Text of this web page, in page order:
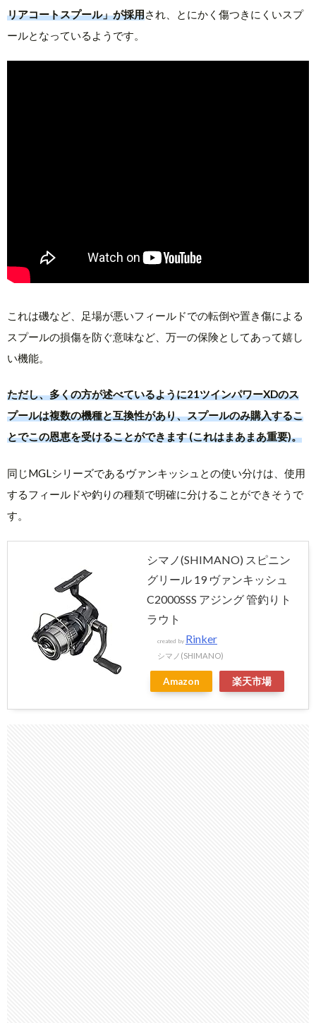
リアコートスプール」が採用され、とにかく傷つきにくいスプ
ールとなっているようです。
これは磯など、足場が悪いフィールドでの転倒や置き傷による
スプールの損傷を防ぐ意味など、万一の保険としてあって嬉し
い機能。
ただし、多くの方が述べているように21ツインパワーXDのス
プールは複数の機種と互換性があり、スプールのみ購入するこ
とでこの恩恵を受けることができます (これはまあまあ重要)。
同じMGLシリーズであるヴァンキッシュとの使い分けは、使用
するフィールドや釣りの種類で明確に分けることができそうで
す。
シマノ(SHIMANO) スピニン
グリール 19 ヴァンキッシュ
C2000SSS アジング 管釣りト
ラウト
created by Rinker
シマノ(SHIMANO)
Amazon 楽天市場